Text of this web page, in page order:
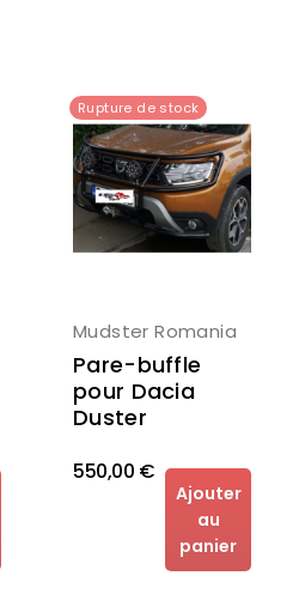
Rupture de stock
Mudster Romania
Pare-buffle
pour Dacia
Duster
550,00 €
Ajouter
au
panier